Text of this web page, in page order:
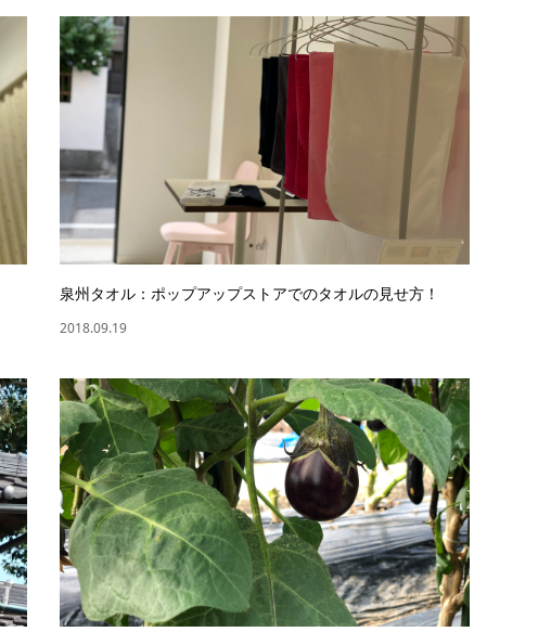
泉州タオル：ポップアップストアでのタオルの見せ方！
2018.09.19